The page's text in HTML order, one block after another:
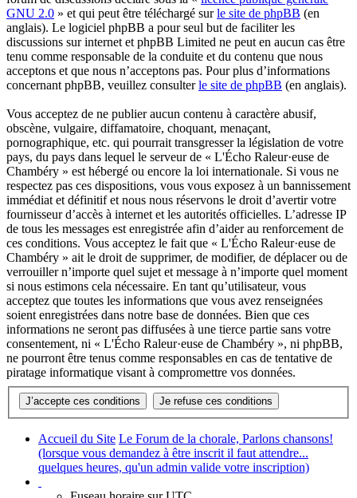
GNU 2.0 » et qui peut être téléchargé surle site de phpBB (en
anglais). Le logiciel phpBB a pour seul but de faciliter les
discussions sur internet et phpBB Limited ne peut en aucun cas être
tenu comme responsable de la conduite et du contenu que nous
acceptons et que nous n’acceptons pas. Pour plus d’informations
concernant phpBB, veuillez consulterle site de phpBB (en anglais).
Vous acceptez de ne publier aucun contenu à caractère abusif,
obscène, vulgaire, diffamatoire, choquant, menaçant,
pornographique, etc. qui pourrait transgresser la législation de votre
pays, du pays dans lequel le serveur de « L'Écho Raleur·euse de
Chambéry » est hébergé ou encore la loi internationale. Si vous ne
respectez pas ces dispositions, vous vous exposez à un bannissement
immédiat et définitif et nous nous réservons le droit d’avertir votre
fournisseur d’accès à internet et les autorités officielles. L’adresse IP
de tous les messages est enregistrée afin d’aider au renforcement de
ces conditions. Vous acceptez le fait que « L'Écho Raleur·euse de
Chambéry » ait le droit de supprimer, de modifier, de déplacer ou de
verrouiller n’importe quel sujet et message à n’importe quel moment
si nous estimons cela nécessaire. En tant qu’utilisateur, vous
acceptez que toutes les informations que vous avez renseignées
soient enregistrées dans notre base de données. Bien que ces
informations ne seront pas diffusées à une tierce partie sans votre
consentement, ni « L'Écho Raleur·euse de Chambéry », ni phpBB,
ne pourront être tenus comme responsables en cas de tentative de
piratage informatique visant à compromettre vos données.
Accueil du Site Le Forum de la chorale, Parlons chansons!
(lorsque vous demandez à être inscrit il faut attendre...
quelques heures, qu'un admin valide votre inscription)